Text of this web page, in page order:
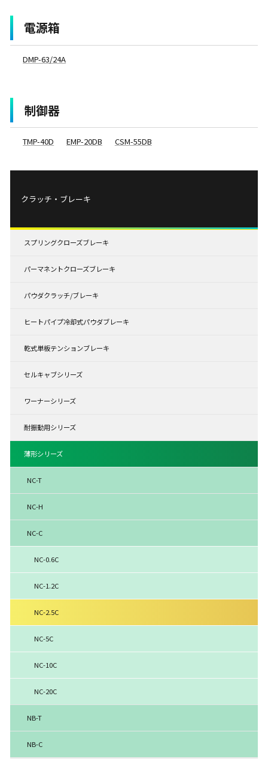
電源箱
DMP-63/24A
制御器
TMP-40D EMP-20DB CSM-55DB
クラッチ・ブレーキ
スプリングクローズブレーキ
パーマネントクローズブレーキ
パウダクラッチ/ブレーキ
ヒートパイプ冷却式パウダブレーキ
乾式単板テンションブレーキ
セルキャブシリーズ
ワーナーシリーズ
耐振動用シリーズ
薄形シリーズ
NC-T
NC-H
NC-C
NC-0.6C
NC-1.2C
NC-2.5C
NC-5C
NC-10C
NC-20C
NB-T
NB-C